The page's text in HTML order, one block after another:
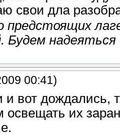
свои дла
предстоящих
Будем
00:41)
вот дождались,
освещать их